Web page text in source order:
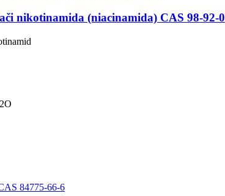
nikotinamida (niacinamida) CAS 98-92-0